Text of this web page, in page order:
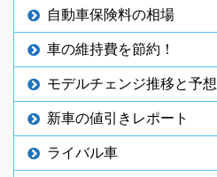
自動車保険料の相場
車の維持費を節約！
モデルチェンジ推移と予想
新車の値引きレポート
ライバル車